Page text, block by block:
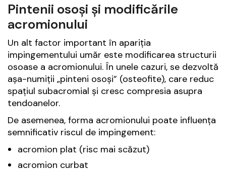
Pintenii osoși și modificările
acromionului
Un alt factor important în apariția
impingementului umăr este modificarea structurii
osoase a acromionului. În unele cazuri, se dezvoltă
așa-numiții „pinteni osoși” (osteofite), care reduc
spațiul subacromial și cresc compresia asupra
tendoanelor.
De asemenea, forma acromionului poate influența
semnificativ riscul de impingement:
acromion plat (risc mai scăzut)
acromion curbat